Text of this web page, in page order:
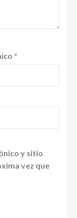
*
y sitio
vez que